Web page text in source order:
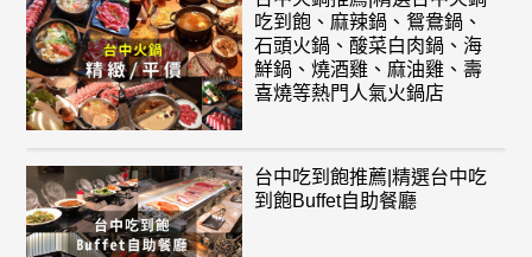
吃到飽、麻辣鍋、鴛鴦鍋、
石頭火鍋、酸菜白肉鍋、海
鮮鍋、燒酒雞、麻油雞、壽
喜燒等熱門人氣火鍋店
台中吃到飽推薦|精選台中吃
到飽Buffet自助餐廳